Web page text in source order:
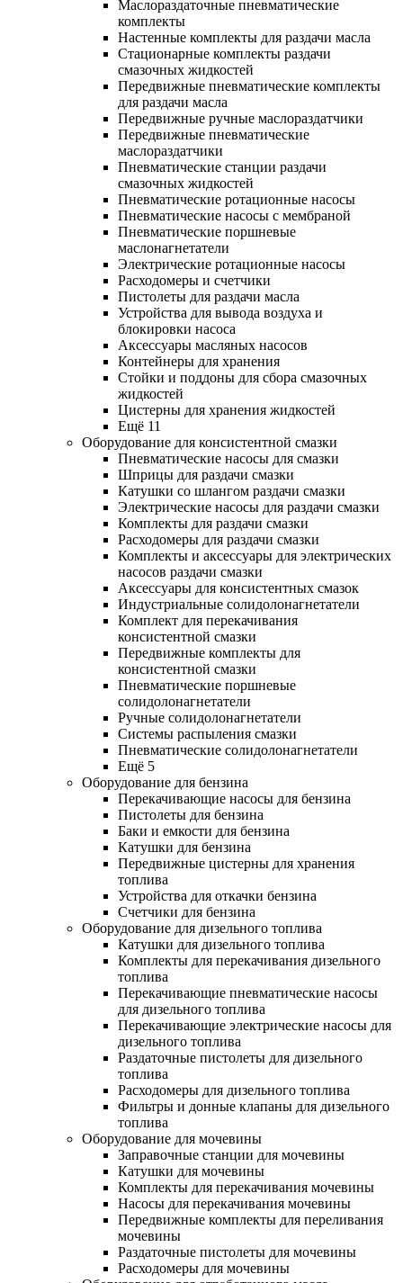
Маслораздаточные пневматические
комплекты
Настенные комплекты для раздачи масла
Стационарные комплекты раздачи
смазочных жидкостей
Передвижные пневматические комплекты
для раздачи масла
Передвижные ручные маслораздатчики
Передвижные пневматические
маслораздатчики
Пневматические станции раздачи
смазочных жидкостей
Пневматические ротационные насосы
Пневматические насосы с мембраной
Пневматические поршневые
маслонагнетатели
Электрические ротационные насосы
Расходомеры и счетчики
Пистолеты для раздачи масла
Устройства для вывода воздуха и
блокировки насоса
Аксессуары масляных насосов
Контейнеры для хранения
Стойки и поддоны для сбора смазочных
жидкостей
Цистерны для хранения жидкостей
Ещё 11
Оборудование для консистентной смазки
Пневматические насосы для смазки
Шприцы для раздачи смазки
Катушки со шлангом раздачи смазки
Электрические насосы для раздачи смазки
Комплекты для раздачи смазки
Расходомеры для раздачи смазки
Комплекты и аксессуары для электрических
насосов раздачи смазки
Аксессуары для консистентных смазок
Индустриальные солидолонагнетатели
Комплект для перекачивания
консистентной смазки
Передвижные комплекты для
консистентной смазки
Пневматические поршневые
солидолонагнетатели
Ручные солидолонагнетатели
Системы распыления смазки
Пневматические солидолонагнетатели
Ещё 5
Оборудование для бензина
Перекачивающие насосы для бензина
Пистолеты для бензина
Баки и емкости для бензина
Катушки для бензина
Передвижные цистерны для хранения
топлива
Устройства для откачки бензина
Счетчики для бензина
Оборудование для дизельного топлива
Катушки для дизельного топлива
Комплекты для перекачивания дизельного
топлива
Перекачивающие пневматические насосы
для дизельного топлива
Перекачивающие электрические насосы для
дизельного топлива
Раздаточные пистолеты для дизельного
топлива
Расходомеры для дизельного топлива
Фильтры и донные клапаны для дизельного
топлива
Оборудование для мочевины
Заправочные станции для мочевины
Катушки для мочевины
Комплекты для перекачивания мочевины
Насосы для перекачивания мочевины
Передвижные комплекты для переливания
мочевины
Раздаточные пистолеты для мочевины
Расходомеры для мочевины